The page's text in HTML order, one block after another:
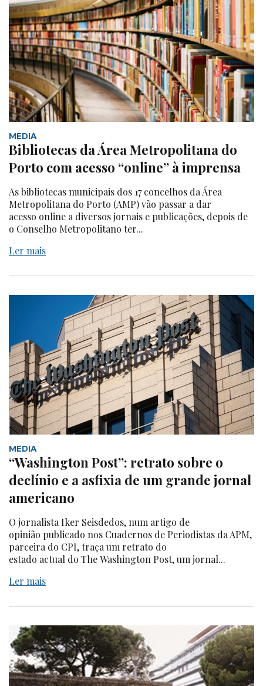
MEDIA
Bibliotecas da Área Metropolitana do
Porto com acesso “online” à imprensa
As bibliotecas municipais dos 17 concelhos da Área
Metropolitana do Porto (AMP) vão passar a dar
acesso online a diversos jornais e publicações, depois de
o Conselho Metropolitano ter...
Ler mais
MEDIA
“Washington Post”: retrato sobre o
declínio e a asfixia de um grande jornal
americano
O jornalista Iker Seisdedos, num artigo de
opinião publicado nos Cuadernos de Periodistas da APM,
parceira do CPI, traça um retrato do
estado actual do The Washington Post, um jornal...
Ler mais